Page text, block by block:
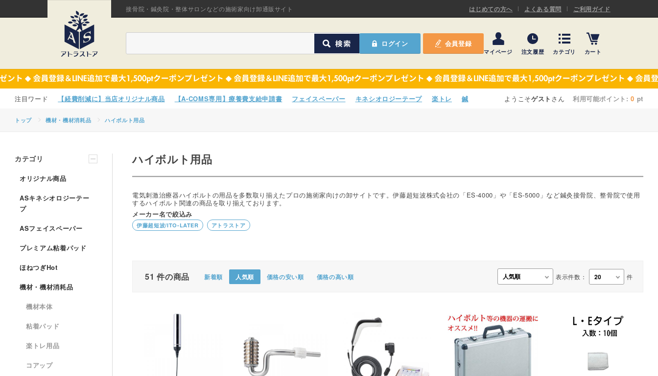
接骨院・鍼灸院・整体サロンなどの施術家向け卸通販サイト はじめての方へ よくある質問 ご利用ガイド
ログイン 会員登録
マイページ 注文履歴 カテゴリ
オリジナル商品 ASキネシオロジーテープ
カート
【経費削減に】当店オリジナル商品 【A-COMS専用】療養費支給申請書 フェイスペーパー キネシオロジーテープ 楽トレ 鍼 ようこそゲスト さん 利用可能ポイント:0 pt
トップ 機材・機材消耗品 ハイボルト用品
ハイボルト用品
電気刺激治療器ハイボルトの用品を多数取り揃えたプロの施術家向けの卸サイトです。伊藤超短波株式会社の「ES-4000」や「ES-5000」など鍼灸接骨院、整骨院で使用
するハイボルト関連の商品を取り揃えております。
メーカー名で絞込み
伊藤超短波/ITO-LATER アトラストア
51 件の商品 新着順 人気順 価格の安い順 価格の高い順 表示件数： 件
カテゴリ
オリジナル商品
ASキネシオロジーテー
プ
ASフェイスペーパー
プレミアム粘着パッド
ほねつぎHot
機材・機材消耗品
機材本体
粘着パッド
楽トレ用品
コアップ
ほねつぎHot 機材・機材消耗品
鍼灸用品 テーピング
サポーター 施術ベッド・マクラ
A-COMS 【楽トレ】機器付属品